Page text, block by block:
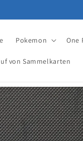
Pokemon One
von Sammelkarten